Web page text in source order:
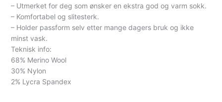
– Utmerket for deg som ønsker en ekstra god og varm sokk.
– Komfortabel og slitesterk.
– Holder passform selv etter mange dagers bruk og ikke
minst vask.
Teknisk info:
68% Merino Wool
30% Nylon
2% Lycra Spandex